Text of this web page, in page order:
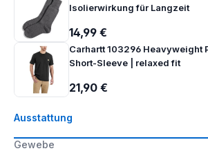
Ausstattung
Gewebe
Isolierwirkung für Langzeit
14,99 €
Carhartt 103296 Heavyweight
Short-Sleeve | relaxed fit
21,90 €